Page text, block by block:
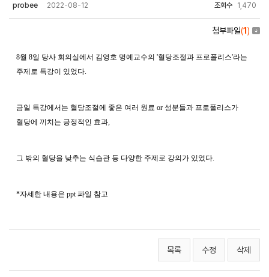
probee 2022-08-12 조회수 1,470
첨부파일(1 )
8월 8일 당사 회의실에서 김영호 명예교수의 '혈당조절과 프로폴리스'라는
주제로 특강이 있었다.
금일 특강에서는 혈당조절에 좋은 여러 원료 or 성분들과 프로폴리스가
혈당에 끼치는 긍정적인 효과,
그 밖의 혈당을 낮추는 식습관 등 다양한 주제로 강의가 있었다.
*자세한 내용은 ppt 파일 참고
목록 수정 삭제